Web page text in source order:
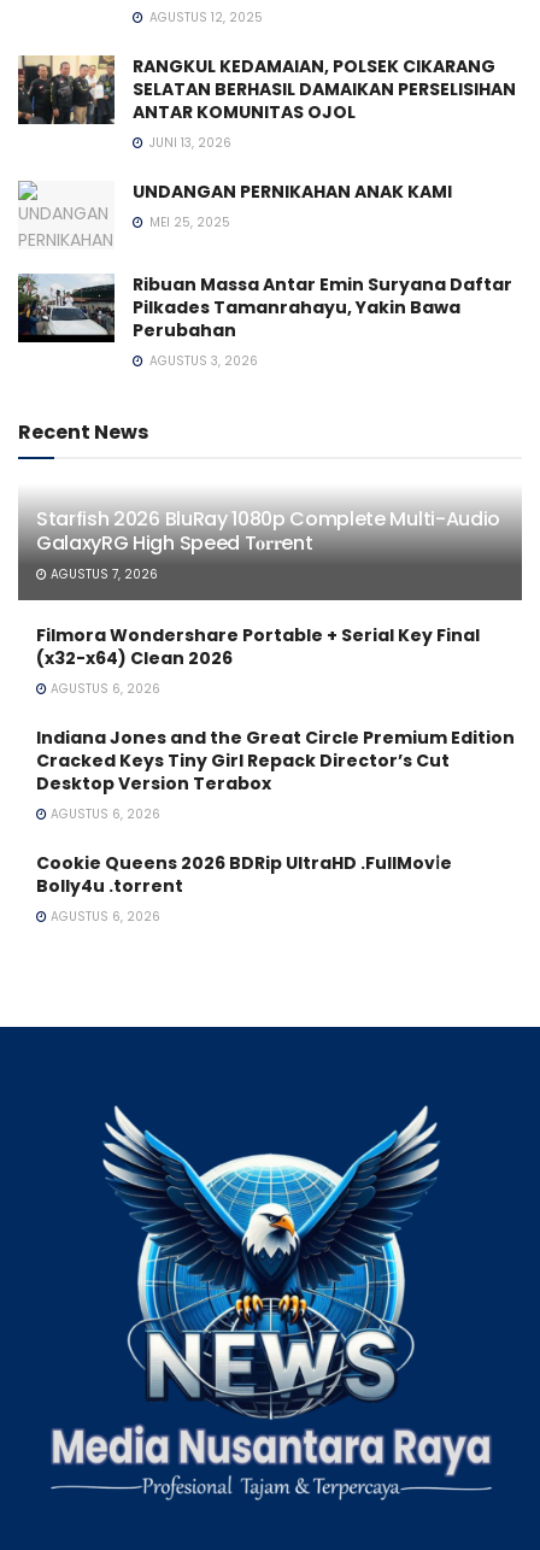
AGUSTUS 12, 2025
RANGKUL KEDAMAIAN, POLSEK CIKARANG
SELATAN BERHASIL DAMAIKAN PERSELISIHAN
ANTAR KOMUNITAS OJOL
JUNI 13, 2026
UNDANGAN PERNIKAHAN ANAK KAMI
MEI 25, 2025
Ribuan Massa Antar Emin Suryana Daftar
Pilkades Tamanrahayu, Yakin Bawa
Perubahan
AGUSTUS 3, 2026
Recent News
Starfish 2026 BluRay 1080p Complete Multi-Audio
GalaxyRG High Speed T𝐨𝐫𝐫ent
AGUSTUS 7, 2026
Filmora Wondershare Portable + Serial Key Final
(x32-x64) Clean 2026
AGUSTUS 6, 2026
Indiana Jones and the Great Circle Premium Edition
Cracked Keys Tiny Girl Repack Director’s Cut
Desktop Version Terabox
AGUSTUS 6, 2026
Cookie Queens 2026 BDRip UltraHD .FullMov𝗂e
Bolly4u .torrent
AGUSTUS 6, 2026